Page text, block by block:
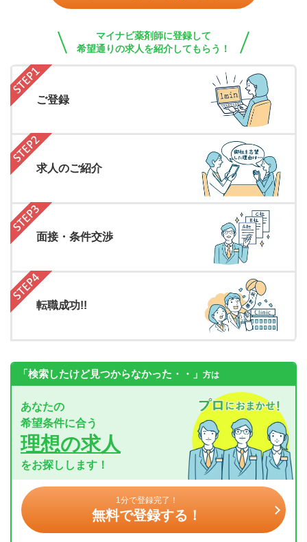
マイナビ薬剤師に登録して
希望通りの求人を紹介してもらう！
ご登録
求人のご紹介
面接・条件交渉
転職成功!!
「検索したけど見つからなかった・・」 方は
あなたの
希望条件に合う
理想の求人
をお探しします！
1分で登録完了！
無料で登録する！